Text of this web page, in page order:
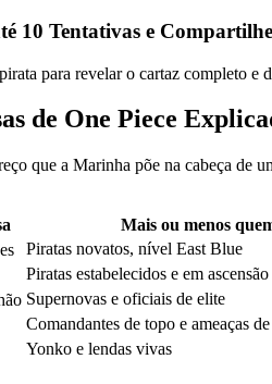
10 Tentativas e Compartilhe
para revelar o cartaz completo e
de One Piece
que a Marinha põe na cabeça de
Mais ou menos
Piratas novatos, nível East Blue
Piratas estabelecidos e em ascensão
Supernovas e oficiais de elite
Comandantes de topo e ameaças
Yonko e lendas vivas